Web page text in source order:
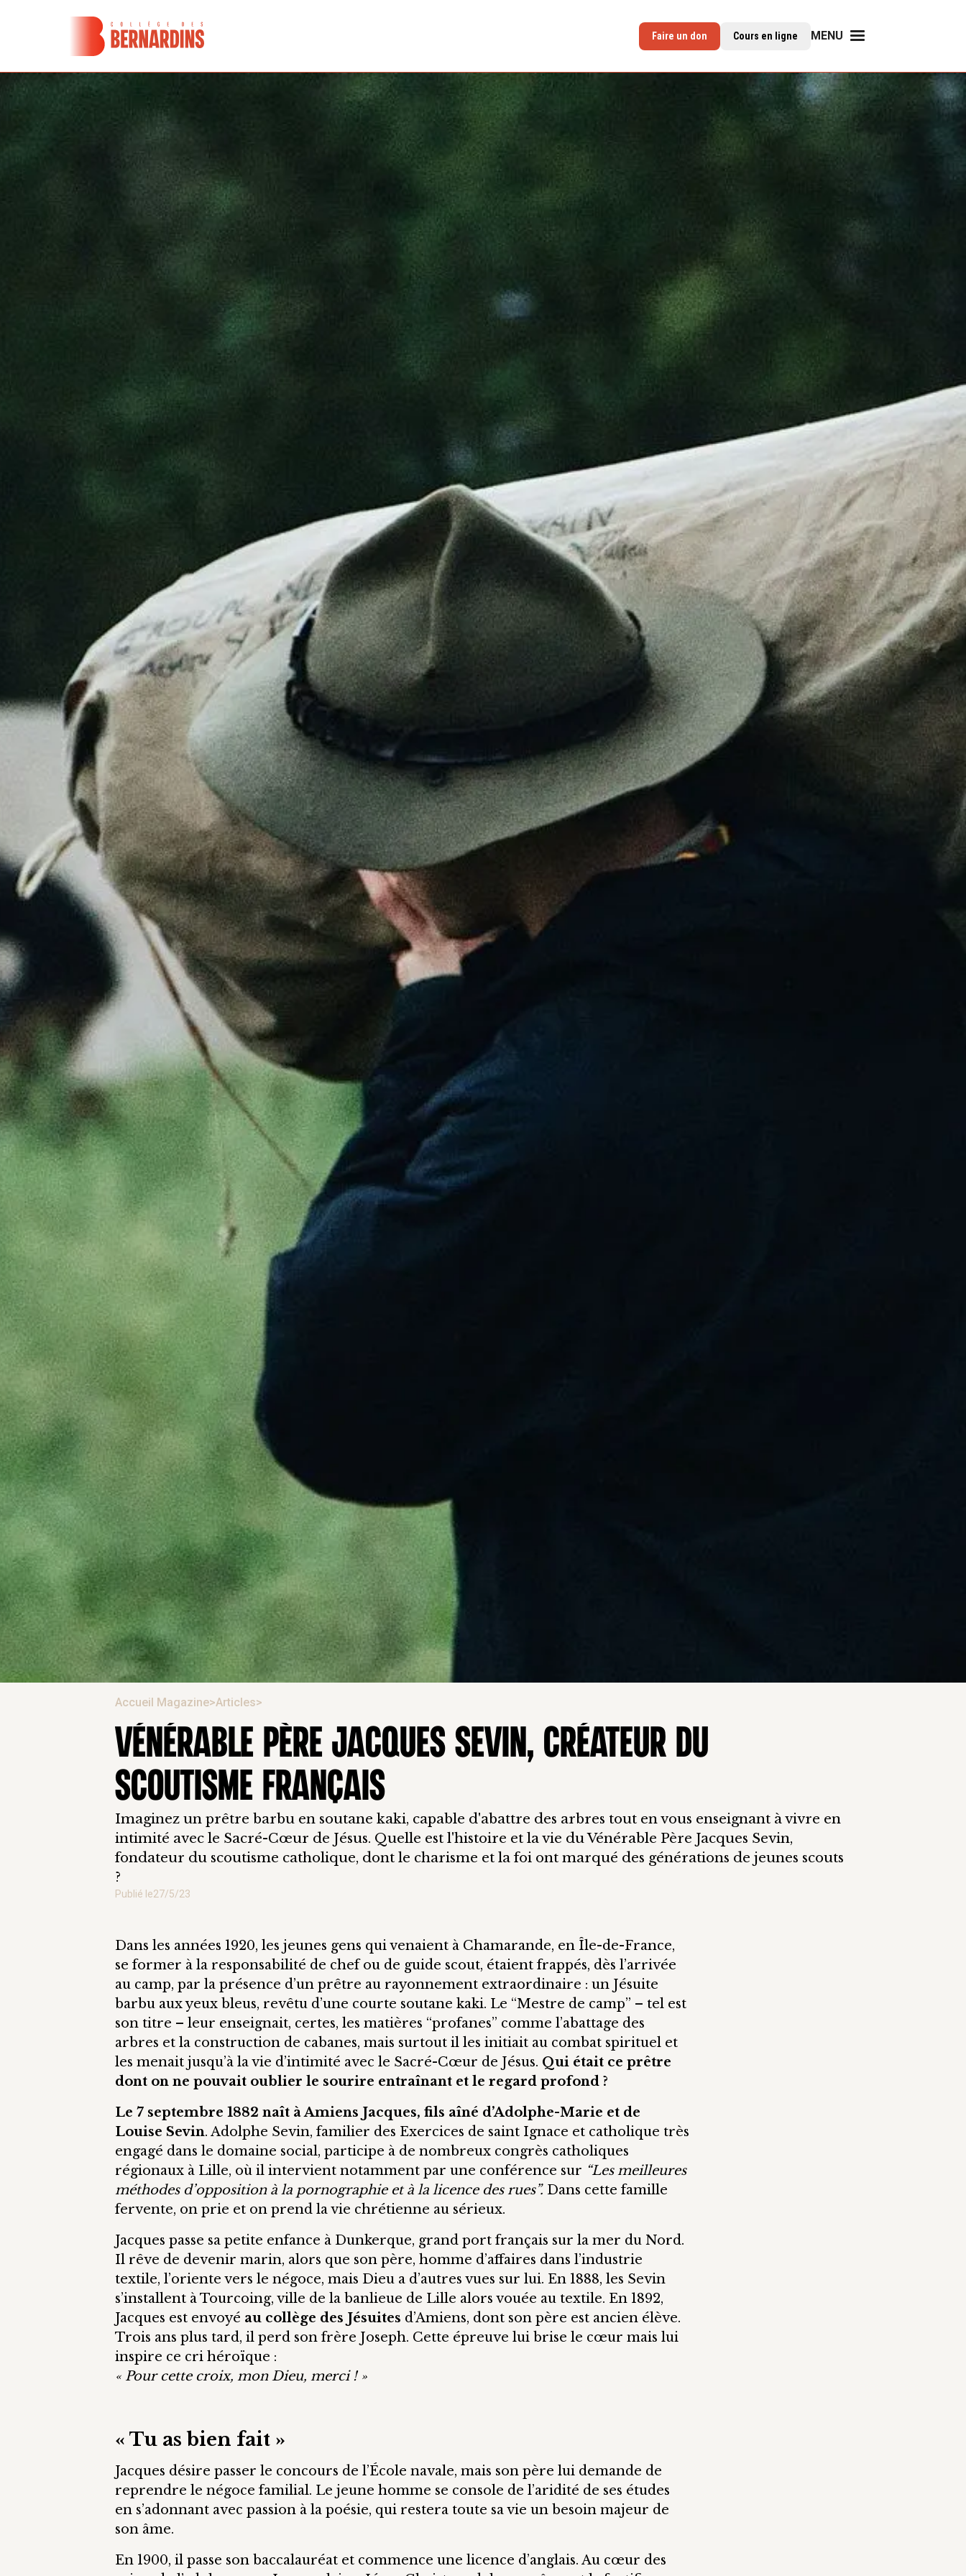
Faire un don Cours en ligne MENU
Accueil Magazine>Articles>
VÉNÉRABLE PÈRE JACQUES SEVIN, CRÉATEUR DU
SCOUTISME FRANÇAIS
Imaginez un prêtre barbu en soutane kaki, capable d'abattre des arbres tout en vous enseignant à vivre en
intimité avec le Sacré-Cœur de Jésus. Quelle est l'histoire et la vie du Vénérable Père Jacques Sevin,
fondateur du scoutisme catholique, dont le charisme et la foi ont marqué des générations de jeunes scouts
?
Publié le27/5/23
Dans les années 1920, les jeunes gens qui venaient à Chamarande, en Île-de-France,
se former à la responsabilité de chef ou de guide scout, étaient frappés, dès l’arrivée
au camp, par la présence d’un prêtre au rayonnement extraordinaire : un Jésuite
barbu aux yeux bleus, revêtu d’une courte soutane kaki. Le “Mestre de camp” – tel est
son titre – leur enseignait, certes, les matières “profanes” comme l’abattage des
arbres et la construction de cabanes, mais surtout il les initiait au combat spirituel et
les menait jusqu’à la vie d’intimité avec le Sacré-Cœur de Jésus. Qui était ce prêtre
dont on ne pouvait oublier le sourire entraînant et le regard profond ?
Le 7 septembre 1882 naît à Amiens Jacques, fils aîné d’Adolphe-Marie et de
Louise Sevin. Adolphe Sevin, familier des Exercices de saint Ignace et catholique très
engagé dans le domaine social, participe à de nombreux congrès catholiques
régionaux à Lille, où il intervient notamment par une conférence sur “Les meilleures
méthodes d’opposition à la pornographie et à la licence des rues”. Dans cette famille
fervente, on prie et on prend la vie chrétienne au sérieux.
Jacques passe sa petite enfance à Dunkerque, grand port français sur la mer du Nord.
Il rêve de devenir marin, alors que son père, homme d’affaires dans l’industrie
textile, l’oriente vers le négoce, mais Dieu a d’autres vues sur lui. En 1888, les Sevin
s’installent à Tourcoing, ville de la banlieue de Lille alors vouée au textile. En 1892,
Jacques est envoyé au collège des Jésuites d’Amiens, dont son père est ancien élève.
Trois ans plus tard, il perd son frère Joseph. Cette épreuve lui brise le cœur mais lui
inspire ce cri héroïque :
« Pour cette croix, mon Dieu, merci ! »
« Tu as bien fait »
Jacques désire passer le concours de l’École navale, mais son père lui demande de
reprendre le négoce familial. Le jeune homme se console de l’aridité de ses études
en s’adonnant avec passion à la poésie, qui restera toute sa vie un besoin majeur de
son âme.
En 1900, il passe son baccalauréat et commence une licence d’anglais. Au cœur des